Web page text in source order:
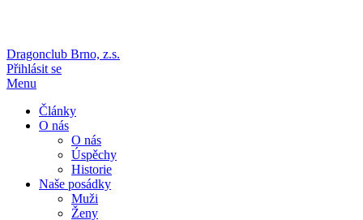
Dragonclub Brno, z.s.
Přihlásit se
Menu
Články
O nás
O nás
Úspěchy
Historie
Naše posádky
Muži
Ženy